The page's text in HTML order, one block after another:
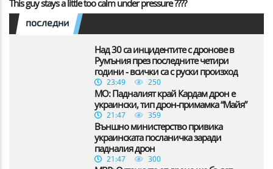
This guy stays a little too calm under pressure ????
последни
Над 30 са инцидентите с дронове в
Румъния през последните четири
години - всички са с руски произход
23:49 250
МО: Падналият край Кардам дрон е
украински, тип дрон-примамка “Майя”
21:47 359
Външно министерство привика
украинската посланичка заради
падналия дрон
21:47 300